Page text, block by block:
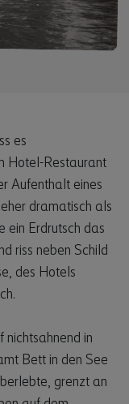
es
Hotel-Restaurant
Aufenthalt eines
dramatisch als
ein Erdrutsch das
riss neben Schild
des Hotels
nichtsahnend in
Bett in den See
grenzt an